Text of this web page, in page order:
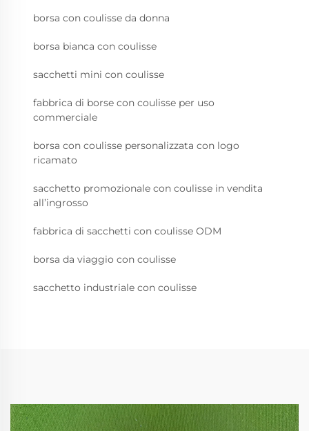
borsa con coulisse da donna
borsa bianca con coulisse
sacchetti mini con coulisse
fabbrica di borse con coulisse per uso
commerciale
borsa con coulisse personalizzata con logo
ricamato
sacchetto promozionale con coulisse in vendita
all’ingrosso
fabbrica di sacchetti con coulisse ODM
borsa da viaggio con coulisse
sacchetto industriale con coulisse